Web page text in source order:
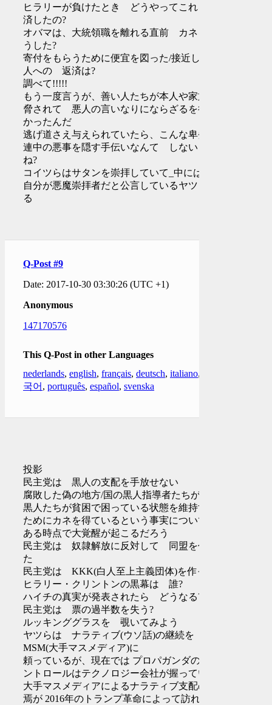
ヒラリーが負けたとき どうやってこれを返
済したの?
オバマは、大統領職を離れる直前 カネをど
うした?
寄付をもらうために便宜を図った/接近した
人への 返済は?
調べて!!!!!
もう一度言うが、善い人たちが本人や家族を
脅されて 悪人の言いなりにならざるを得な
かったんだ
逃げ道さえ与えられていたら、こんな卑劣な
連中の悪事を隠す手伝いなんて しないよ
ね?
コイツらはサタンを崇拝していて_中には
自分が悪魔崇拝者だと公言しているヤツもい
る
Q-Post #9
Date: 2017-10-30 03:30:26 (UTC +1)
Anonymous
147170576
This Q-Post in other Languages
nederlands, english, français, deutsch, italiano,
국어 , português, español, svenska
投影
民主党は 黒人の支配を手放せない
腐敗した偽の地方/国の黒人指導者たちが、
黒人たちが貧困で困っている状態を維持する
ためにカネを得ているという事実について、
ある時点で大覚醒が起こるだろう
民主党は 奴隷解放に反対して 同盟を作っ
た
民主党は KKK(白人至上主義団体)を作った
ヒラリー・クリントンの黒幕は 誰?
ハイチの真実が発表されたら どうなる?
民主党は 票の過半数を失う?
ルッキンググラスを 覗いてみよう
ヤツらは ナラティブ(ウソ話)の継続を
MSM(大手マスメディア)に
頼っているが、現在では プロパガンダのコ
ントロールはテクノロジー会社が握っている
大手マスメディアによるナラティブ支配の終
焉が 2016年のトランプ革命によって訪れた